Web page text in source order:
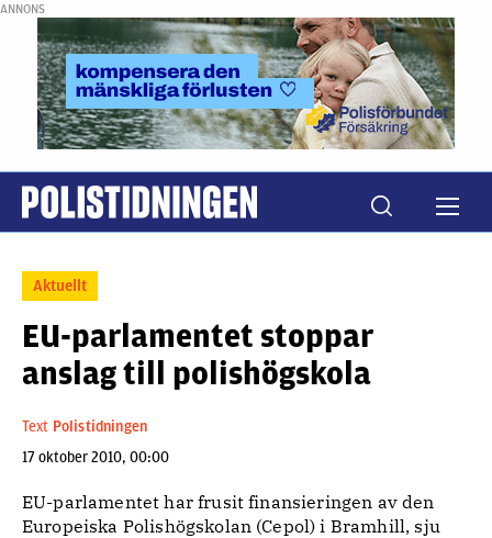
ANNONS
Aktuellt
EU-parlamentet stoppar
anslag till polishögskola
Text Polistidningen
17 oktober 2010, 00:00
EU-parlamentet har frusit finansieringen av den
Europeiska Polishögskolan (Cepol) i Bramhill, sju